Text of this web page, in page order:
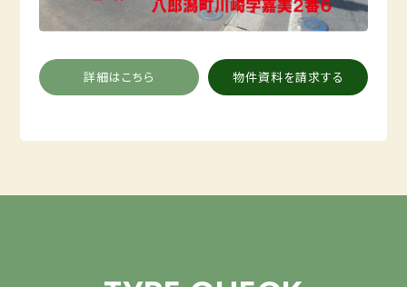
詳細はこちら 物件資料を請求する